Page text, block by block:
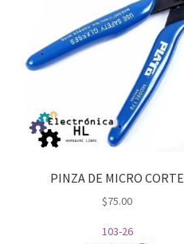
PINZA DE MICRO CORTE
$75.00
103-26